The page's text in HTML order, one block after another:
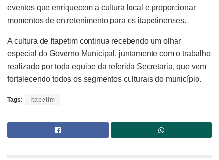
eventos que enriquecem a cultura local e proporcionar
momentos de entretenimento para os itapetinenses.
A cultura de Itapetim continua recebendo um olhar
especial do Governo Municipal, juntamente com o trabalho
realizado por toda equipe da referida Secretaria, que vem
fortalecendo todos os segmentos culturais do município.
Tags: Itapetim